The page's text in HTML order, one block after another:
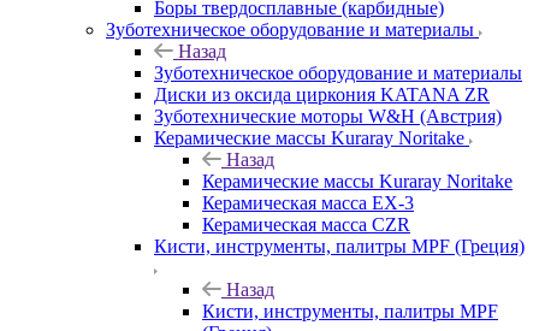
Боры твердосплавные (карбидные)
Зуботехническое оборудование и материалы
Назад
Зуботехническое оборудование и материалы
Диски из оксида циркония KATANA ZR
Зуботехнические моторы W&H (Австрия)
Керамические массы Kuraray Noritake
Назад
Керамические массы Kuraray Noritake
Керамическая масса EX-3
Керамическая масса CZR
Кисти, инструменты, палитры MPF (Греция)
Назад
Кисти, инструменты, палитры MPF